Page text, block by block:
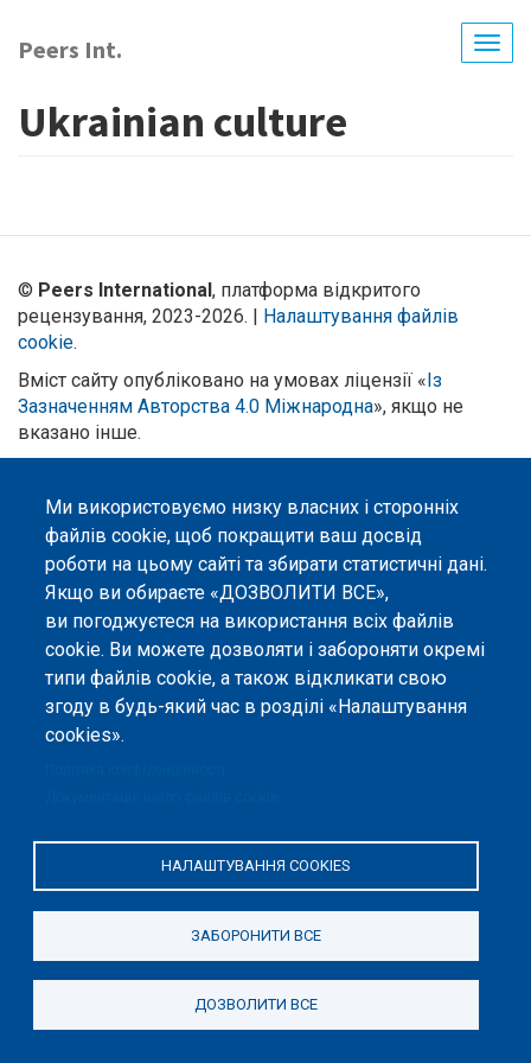
до
основного
Peers Int.
Ukrainian culture
Ми використовуємо низку власних і сторонніх
файлів cookie, щоб покращити ваш досвід
роботи на цьому сайті та збирати статистичні дані.
Якщо ви обираєте «ДОЗВОЛИТИ ВСЕ»,
ви погоджуєтеся на використання всіх файлів
cookie. Ви можете дозволяти і забороняти окремі
типи файлів cookie, а також відкликати свою
згоду в будь-який час в розділі «Налаштування
cookies».
НАЛАШТУВАННЯ COOKIES
ЗАБОРОНИТИ ВСЕ
ДОЗВОЛИТИ ВСЕ
© Peers International, платформа відкритого
рецензування, 2023-2026. | Налаштування файлів
cookie.
Вміст сайту опубліковано на умовах ліцензії «Із
Зазначенням Авторства 4.0 Міжнародна», якщо не
вказано інше.
рецензування Peers International
була розроблена та підтримується
за сприяння Програми Європейського Союзу Erasmus+ у межах проєкту
OPTIMA (618940-EPP-1-2020-1-UA-EPPKA2-CBHE-JP). Підтримка
Єврокомісією створення цього вебсайту не означає схвалення його
змісту, який відображає виключно погляди авторів. Єврокомісія не
несе відповідальності за будь-яке використання інформації, розміщеної
на цьому вебсайті.